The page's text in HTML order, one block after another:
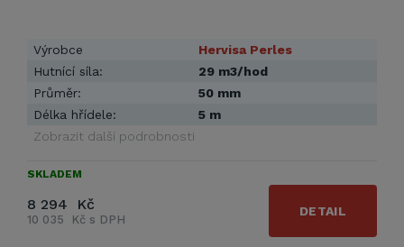
Výrobce
Hervisa Perles
Hutnící síla:
29 m3/hod
Průměr:
50 mm
Délka hřídele:
5 m
Zobrazit další podrobnosti
SKLADEM
8 294 Kč
10 035 Kč s DPH
DETAIL